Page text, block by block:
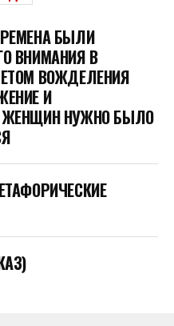
БЫЛИ
ВНИМАНИЯ В
ВОЖДЕЛЕНИЯ
И
ЖЕНЩИН НУЖНО БЫЛО